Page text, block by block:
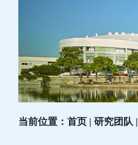
当前位置：首页 | 研究团队 |